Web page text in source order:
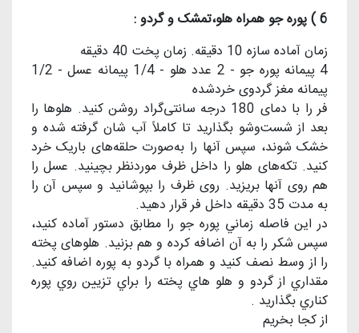
6 ) پوره جو همراه هلو،تمشک و گردو :
زمان آماده سازه 10 دقیقه. زمان پخت 40 دقیقه
4 پیمانه پوره جو - 2 عدد هلو - 1/4 پیمانه عسل - 1/2
پیمانه مغز گردوی خردشده
فر را با دمای 180 درجه سانتی‌گراد روشن کنید. هلوها را
بعد از شست‌وشو بگذارید تا کاملاً آب شان گرفته ‌شده و
خشک شوند، سپس آنها را به‌صورت حلقه‌های باریک خرد
کنید. تکه‌های هلو را داخل ظرف موردنظر بچینید. عسل را
هم روی آنها بریزید. روی ظرف را بپوشانید و سپس آن را
به مدت 35 دقیقه داخل فر قرار دهید.
در این فاصله زماني پوره جو را مطابق دستور آماده کنید،
سپس شکر را به آن اضافه کرده و هم بزنید. هلوهای پخته
را از وسط نصف کنید و همراه با گردو به پوره اضافه کنید.
مقداري از گردو و هلو هاي پخته را براي تزيين روي پوره
كناري بگذاريد .
از كجا بخريم